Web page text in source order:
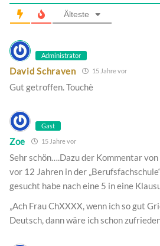
Älteste
Administrator
David Schraven 15 Jahre vor
Gut getroffen. Touchè
Gast
Zoe 15 Jahre vor
Sehr schön….Dazu der Kommentar
vor 12 Jahren in der
gesucht habe nach eine 5 in eine
„Ach Frau ChXXXX, wenn ich so gut
Deutsch, dann wäre ich schon